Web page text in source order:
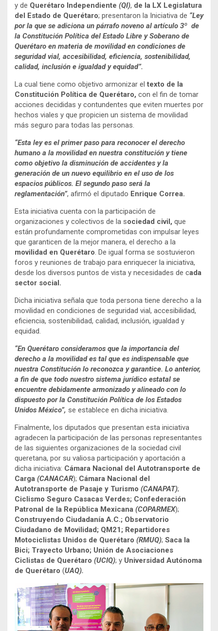
y de Querétaro Independiente (QI), de la LX Legislatura
del Estado de Querétaro; presentaron la Iniciativa de “Ley
por la que se adiciona un párrafo noveno al artículo 3º de
la Constitución Política del Estado Libre y Soberano de
Querétaro en materia de movilidad en condiciones de
seguridad vial, accesibilidad, eficiencia, sostenibilidad,
calidad, inclusión e igualdad y equidad”.
La cual tiene como objetivo armonizar eltexto de la
Constitución Política de Querétaro, con el fin de tomar
acciones decididas y contundentes que eviten muertes por
hechos viales y que propicien un sistema de movilidad
más seguro para todas las personas.
“Esta ley es el primer paso para reconocer el derecho
humano a la movilidad en nuestra constitución y tiene
como objetivo la disminución de accidentes y la
generación de un nuevo equilibrio en el uso de los
espacios públicos. El segundo paso será la
reglamentación”, afirmó el diputado Enrique Correa.
Esta iniciativa cuenta con la participación de
organizaciones y colectivos de la sociedad civil, que
están profundamente comprometidas con impulsar leyes
que garanticen de la mejor manera, el derecho a la
movilidad en Querétaro . De igual forma se sostuvieron
foros y reuniones de trabajo para enriquecer la iniciativa,
desde los diversos puntos de vista y necesidades de cada
sector social.
Dicha iniciativa señala que toda persona tiene derecho a la
movilidad en condiciones de seguridad vial, accesibilidad,
eficiencia, sostenibilidad, calidad, inclusión, igualdad y
equidad.
“En Querétaro consideramos que la importancia del
derecho a la movilidad es tal que es indispensable que
nuestra Constitución lo reconozca y garantice. Lo anterior,
a fin de que todo nuestro sistema jurídico estatal se
encuentre debidamente armonizado y alineado con lo
dispuesto por la Constitución Política de los Estados
Unidos México”, se establece en dicha iniciativa.
Finalmente, los diputados que presentan esta iniciativa
agradecen la participación de las personas representantes
de las siguientes organizaciones de la sociedad civil
queretana, por su valiosa participación y aportación a
dicha iniciativa: Cámara Nacional del Autotransporte de
Carga (CANACAR); Cámara Nacional del
Autotransporte de Pasaje y Turismo (CANAPAT);
Ciclismo Seguro Casacas Verdes; Confederación
Patronal de la República Mexicana (COPARMEX);
Construyendo Ciudadanía A.C.; Observatorio
Ciudadano de Movilidad; QM21; Repartidores
Motociclistas Unidos de Querétaro (RMUQ); Saca la
Bici; Trayecto Urbano; Unión de Asociaciones
Ciclistas de Querétaro (UCIQ); y Universidad Autónoma
de Querétaro (UAQ).